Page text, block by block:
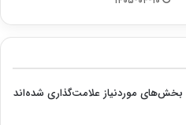
بخش‌های موردنیاز علامت‌گذاری شده‌اند